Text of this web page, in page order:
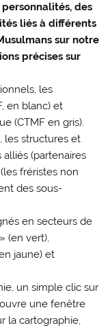
des
liés à différents
sur notre
précises sur
les
en blanc) et
(CTMF en gris).
les structures et
alliés (partenaires
fréristes non
des sous-
en secteurs de
(en vert),
jaune) et
un simple clic sur
une fenêtre
la cartographie,